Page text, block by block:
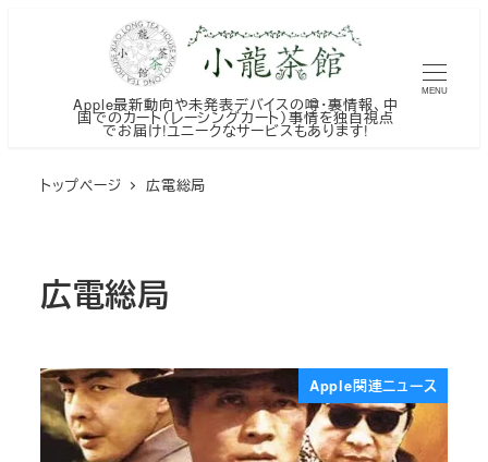
Apple最新動向や未発表デバイスの噂・裏情報、中
国でのカート（レーシングカート）事情を独自視点
でお届け!ユニークなサービスもあります!
MENU
トップページ 広電総局
広電総局
Apple関連ニュース